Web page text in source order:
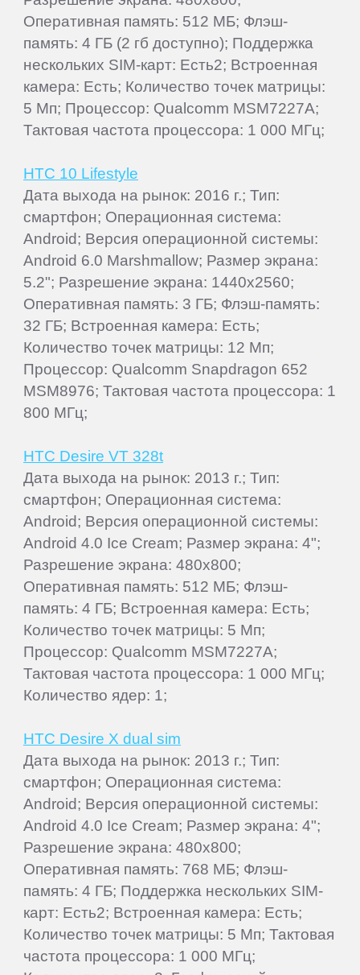
Оперативная память: 512 МБ; Флэш-
память: 4 ГБ (2 гб доступно); Поддержка
нескольких SIM-карт: Есть2; Встроенная
камера: Есть; Количество точек матрицы:
5 Мп; Процессор: Qualcomm MSM7227A;
Тактовая частота процессора: 1 000 МГц;
HTC 10 Lifestyle
Дата выхода на рынок: 2016 г.; Тип:
смартфон; Операционная система:
Android; Версия операционной системы:
Android 6.0 Marshmallow; Размер экрана:
5.2"; Разрешение экрана: 1440x2560;
Оперативная память: 3 ГБ; Флэш-память:
32 ГБ; Встроенная камера: Есть;
Количество точек матрицы: 12 Мп;
Процессор: Qualcomm Snapdragon 652
MSM8976; Тактовая частота процессора: 1
800 МГц;
HTC Desire VT 328t
Дата выхода на рынок: 2013 г.; Тип:
смартфон; Операционная система:
Android; Версия операционной системы:
Android 4.0 Ice Cream; Размер экрана: 4";
Разрешение экрана: 480x800;
Оперативная память: 512 МБ; Флэш-
память: 4 ГБ; Встроенная камера: Есть;
Количество точек матрицы: 5 Мп;
Процессор: Qualcomm MSM7227A;
Тактовая частота процессора: 1 000 МГц;
Количество ядер: 1;
HTC Desire X dual sim
Дата выхода на рынок: 2013 г.; Тип:
смартфон; Операционная система:
Android; Версия операционной системы:
Android 4.0 Ice Cream; Размер экрана: 4";
Разрешение экрана: 480x800;
Оперативная память: 768 МБ; Флэш-
память: 4 ГБ; Поддержка нескольких SIM-
карт: Есть2; Встроенная камера: Есть;
Количество точек матрицы: 5 Мп; Тактовая
частота процессора: 1 000 МГц;